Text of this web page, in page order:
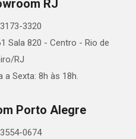
RJ
3320
Sala 820 - Centro - Rio de
RJ
a Sexta: 8h às 18h.
Porto Alegre
0674